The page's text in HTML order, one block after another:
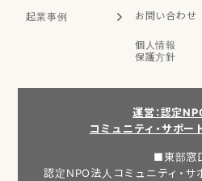
起業事例
お問い合わせ
個人情報
保護方針
運営：認定
コミュニティ・サポー
■東部窓
認定NPO法人コミュニティ・